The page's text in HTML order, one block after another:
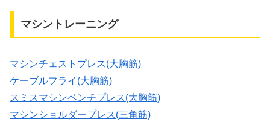
マシントレーニング
マシンチェストプレス(大胸筋)
ケーブルフライ(大胸筋)
スミスマシンベンチプレス(大胸筋)
マシンショルダープレス(三角筋)